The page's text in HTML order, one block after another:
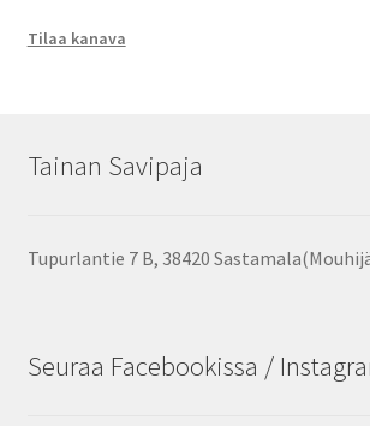
Tilaa kanava
Tainan Savipaja
Tupurlantie 7 B, 38420
Seuraa Facebookissa /